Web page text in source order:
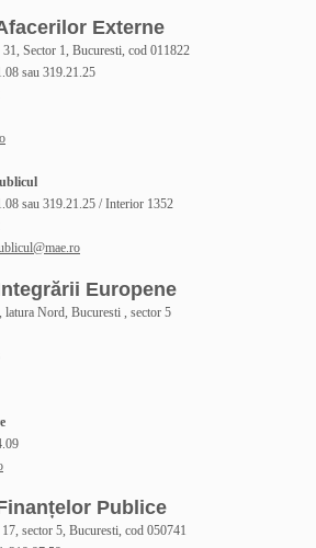
Externe
Sector 1, Bucuresti, cod 011822
sau 319.21.25
sau 319.21.25 / Interior 1352
Europene
latura Nord, Bucuresti , sector 5
Publice
sector 5, Bucuresti, cod 050741